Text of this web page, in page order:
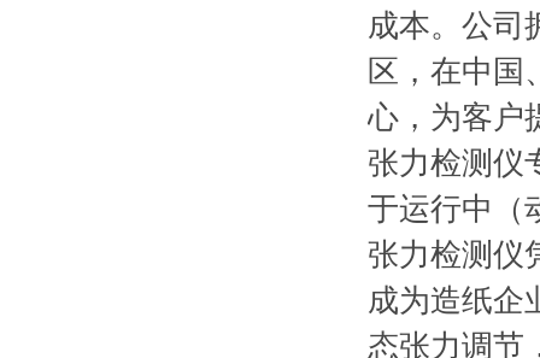
成本。公司
区，在中国
心，为客户
张力检测仪
于运行中（
张力检测仪
成为造纸企
态张力调节